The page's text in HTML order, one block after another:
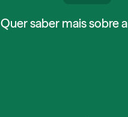
Quer saber mais sobre a